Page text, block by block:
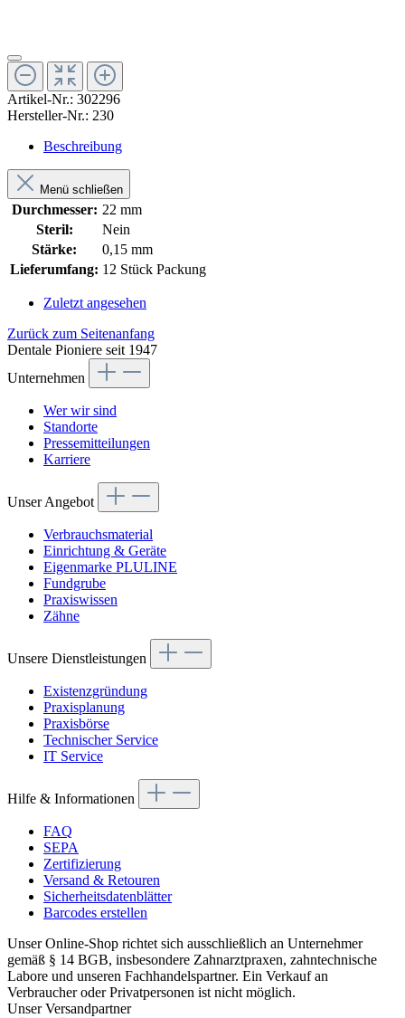
Artikel-Nr.: 302296
Hersteller-Nr.: 230
Beschreibung
Menü schließen
Durchmesser: 22 mm
Steril:
Nein
Stärke:
0,15 mm
Lieferumfang: 12 Stück Packung
Zuletzt angesehen
Zurück zum Seitenanfang
Dentale Pioniere seit 1947
Unternehmen
Wer wir sind
Standorte
Pressemitteilungen
Karriere
Unser Angebot
Verbrauchsmaterial
Einrichtung & Geräte
Eigenmarke PLULINE
Fundgrube
Praxiswissen
Zähne
Unsere Dienstleistungen
Existenzgründung
Praxisplanung
Praxisbörse
Technischer Service
IT Service
Hilfe & Informationen
FAQ
SEPA
Zertifizierung
Versand & Retouren
Sicherheitsdatenblätter
Barcodes erstellen
Unser Online-Shop richtet sich ausschließlich an Unternehmer
gemäß § 14 BGB, insbesondere Zahnarztpraxen, zahntechnische
Labore und unseren Fachhandelspartner. Ein Verkauf an
Verbraucher oder Privatpersonen ist nicht möglich.
Unser Versandpartner